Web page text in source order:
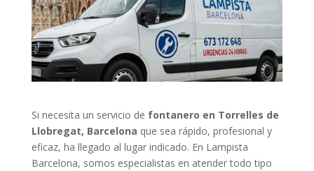
Si necesita un servicio de fontanero en Torrelles de
Llobregat, Barcelona que sea rápido, profesional y
eficaz, ha llegado al lugar indicado. En Lampista
Barcelona, somos especialistas en atender todo tipo